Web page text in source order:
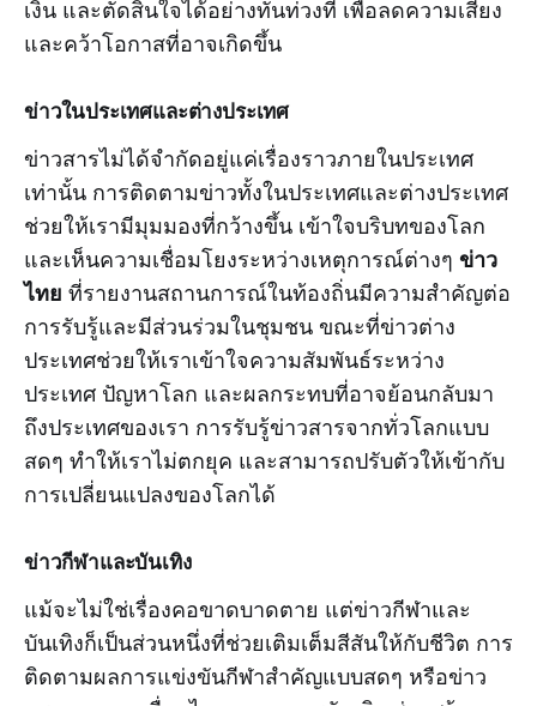
เงิน และตัดสินใจได้อย่างทันท่วงที เพื่อลดความเสี่ยง
และคว้าโอกาสที่อาจเกิดขึ้น
ข่าวในประเทศและต่างประเทศ
ข่าวสารไม่ได้จำกัดอยู่แค่เรื่องราวภายในประเทศ
เท่านั้น การติดตามข่าวทั้งในประเทศและต่างประเทศ
ช่วยให้เรามีมุมมองที่กว้างขึ้น เข้าใจบริบทของโลก
และเห็นความเชื่อมโยงระหว่างเหตุการณ์ต่างๆ ข่าว
ไทย ที่รายงานสถานการณ์ในท้องถิ่นมีความสำคัญต่อ
การรับรู้และมีส่วนร่วมในชุมชน ขณะที่ข่าวต่าง
ประเทศช่วยให้เราเข้าใจความสัมพันธ์ระหว่าง
ประเทศ ปัญหาโลก และผลกระทบที่อาจย้อนกลับมา
ถึงประเทศของเรา การรับรู้ข่าวสารจากทั่วโลกแบบ
สดๆ ทำให้เราไม่ตกยุค และสามารถปรับตัวให้เข้ากับ
การเปลี่ยนแปลงของโลกได้
ข่าวกีฬาและบันเทิง
แม้จะไม่ใช่เรื่องคอขาดบาดตาย แต่ข่าวกีฬาและ
บันเทิงก็เป็นส่วนหนึ่งที่ช่วยเติมเต็มสีสันให้กับชีวิต การ
ติดตามผลการแข่งขันกีฬาสำคัญแบบสดๆ หรือข่าว